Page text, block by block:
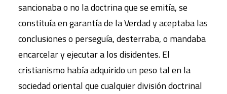
sancionaba o no la doctrina que se emitía, se
constituía en garantía de la Verdad y aceptaba las
conclusiones o perseguía, desterraba, o mandaba
encarcelar y ejecutar a los disidentes. El
cristianismo había adquirido un peso tal en la
sociedad oriental que cualquier división doctrinal